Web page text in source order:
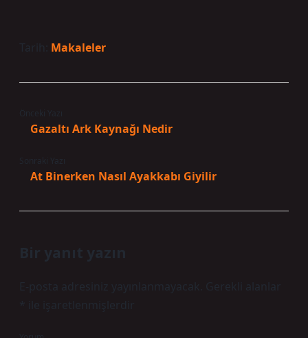
Tarih: Makaleler
Gazaltı Ark Kaynağı Nedir
At Binerken Nasıl Ayakkabı Giyilir
Bir yanıt yazın
E-posta adresiniz yayınlanmayacak.
Gerekli alanlar
ile işaretlenmişlerdir